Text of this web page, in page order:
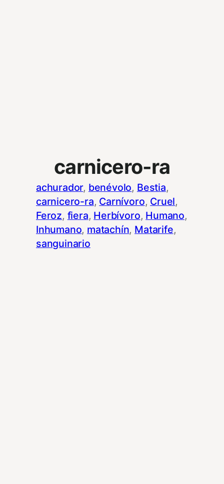
carnicero-ra
achurador, benévolo, Bestia
carnicero-ra, Carnívoro, Cruel
Feroz, fiera, Herbívoro, Humano
Inhumano, matachín, Matarife
sanguinario